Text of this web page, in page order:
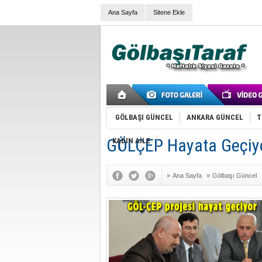
Ana Sayfa Sitene Ekle
GÖLBAŞI GÜNCEL ANKARA GÜNCEL
KADIN AİLE
GÖLÇEP Hayata
» Ana Sayfa » Gölbaşı Güncel